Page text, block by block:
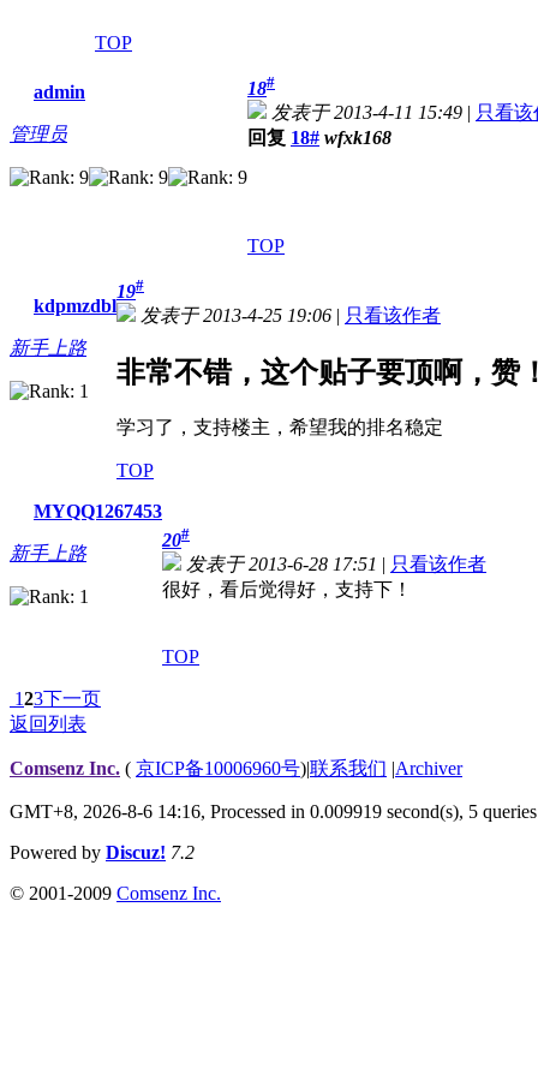
TOP
admin
管理员
18#
发表于 2013-4-11 15:49 | 只看该
回复 18# wfxk168
TOP
kdpmzdbl
新手上路
19#
发表于 2013-4-25 19:06 | 只看该作者
非常不错，这个贴子要顶啊，赞
学习了，支持楼主，希望我的排名稳定
TOP
MYQQ1267453
新手上路
20#
发表于 2013-6-28 17:51 | 只看该作者
很好，看后觉得好，支持下！
TOP
123下一页
返回列表
Comsenz Inc. ( 京ICP备10006960号)|联系我们 |Archiver
GMT+8, 2026-8-6 14:16, Processed in 0.009919 second(s), 5 queries
Powered by Discuz! 7.2
© 2001-2009 Comsenz Inc.